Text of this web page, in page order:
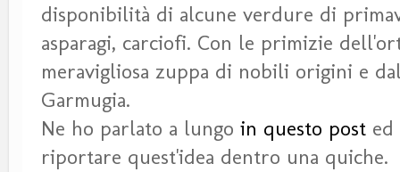
disponibilità di alcune verdure di
asparagi, carciofi. Con le primizie
meravigliosa zuppa di nobili origini e
Garmugia.
Ne ho parlato a lungo in questo post ed
riportare quest'idea dentro una quiche.